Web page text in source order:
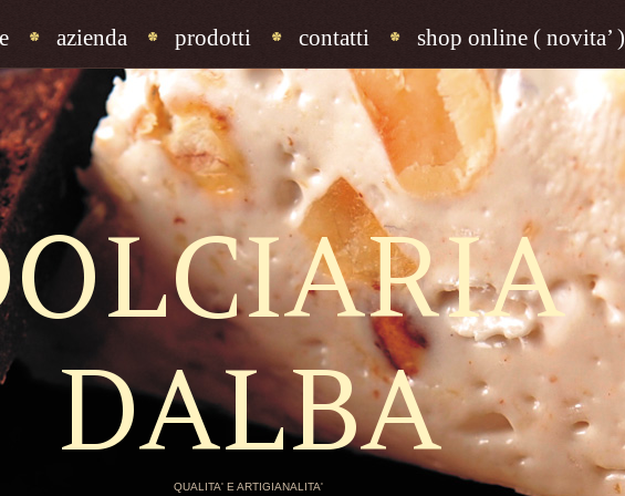
azienda prodotti contatti shop online ( novita’ )
DALBA
QUALITA' E ARTIGIANALITA'